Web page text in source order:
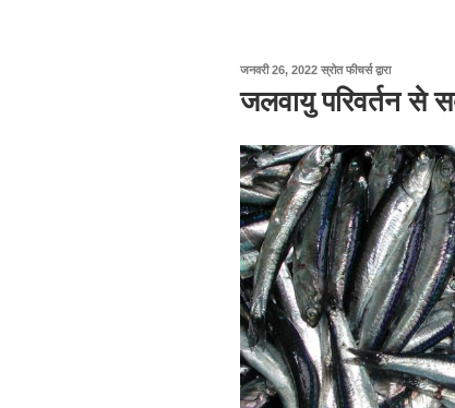
जनवरी 26, 2022 पर
प्रकाशित
किया
स्रोत फीचर्सद्वारा
जलवायु परिवर्तन से